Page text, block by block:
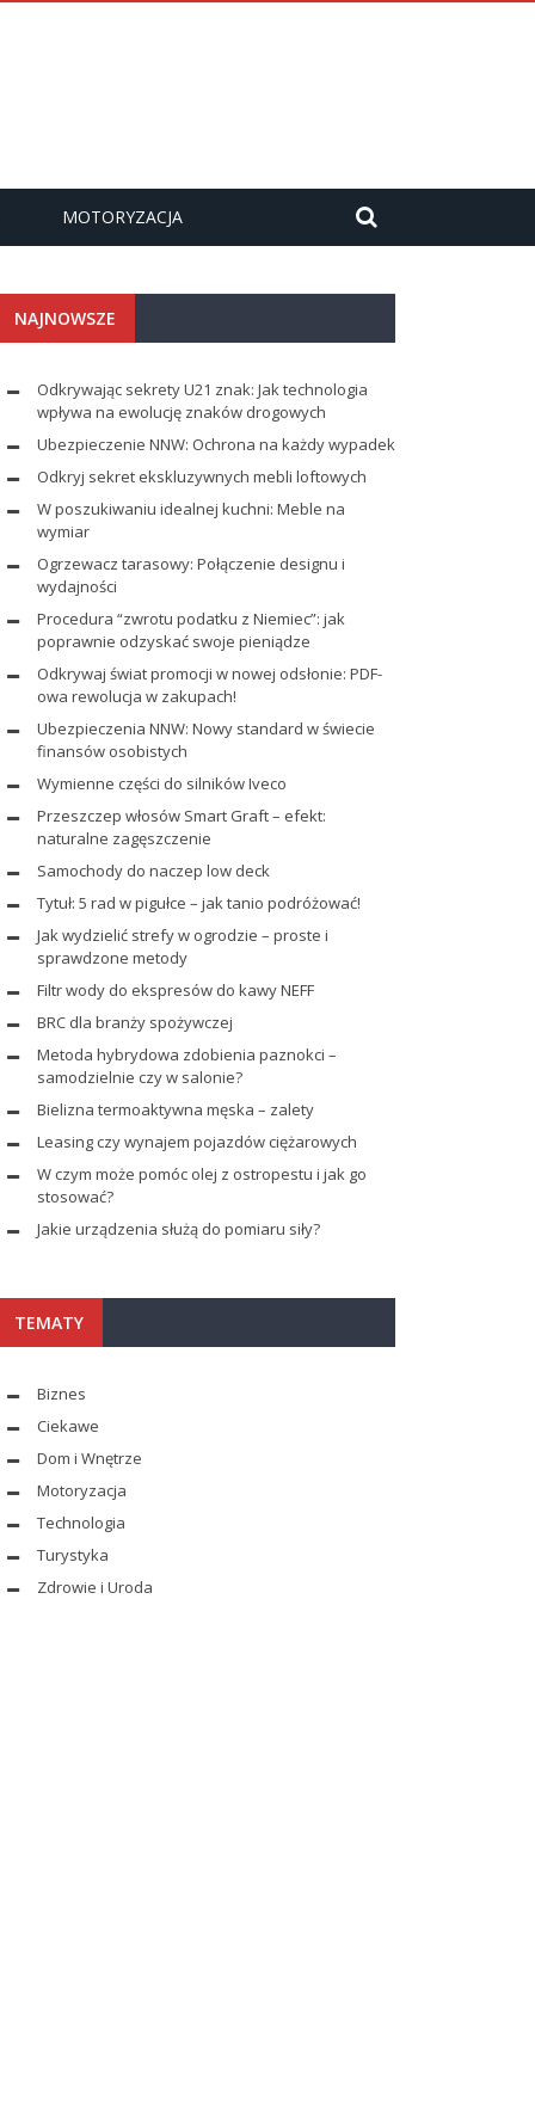
MOTORYZACJA
NAJNOWSZE
Odkrywając sekrety U21 znak: Jak technologia
wpływa na ewolucję znaków drogowych
Ubezpieczenie NNW: Ochrona na każdy wypadek
Odkryj sekret ekskluzywnych mebli loftowych
W poszukiwaniu idealnej kuchni: Meble na
wymiar
Ogrzewacz tarasowy: Połączenie designu i
wydajności
Procedura “zwrotu podatku z Niemiec”: jak
poprawnie odzyskać swoje pieniądze
Odkrywaj świat promocji w nowej odsłonie: PDF-
owa rewolucja w zakupach!
Ubezpieczenia NNW: Nowy standard w świecie
finansów osobistych
Wymienne części do silników Iveco
Przeszczep włosów Smart Graft – efekt:
naturalne zagęszczenie
Samochody do naczep low deck
Tytuł: 5 rad w pigułce – jak tanio podróżować!
Jak wydzielić strefy w ogrodzie – proste i
sprawdzone metody
Filtr wody do ekspresów do kawy NEFF
BRC dla branży spożywczej
Metoda hybrydowa zdobienia paznokci –
samodzielnie czy w salonie?
Bielizna termoaktywna męska – zalety
Leasing czy wynajem pojazdów ciężarowych
W czym może pomóc olej z ostropestu i jak go
stosować?
Jakie urządzenia służą do pomiaru siły?
TEMATY
Biznes
Ciekawe
Dom i Wnętrze
Motoryzacja
Technologia
Turystyka
Zdrowie i Uroda